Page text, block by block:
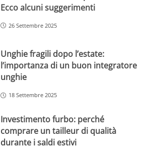
Ecco alcuni suggerimenti
26 Settembre 2025
Unghie fragili dopo l’estate:
l’importanza di un buon integratore
unghie
18 Settembre 2025
Investimento furbo: perché
comprare un tailleur di qualità
durante i saldi estivi